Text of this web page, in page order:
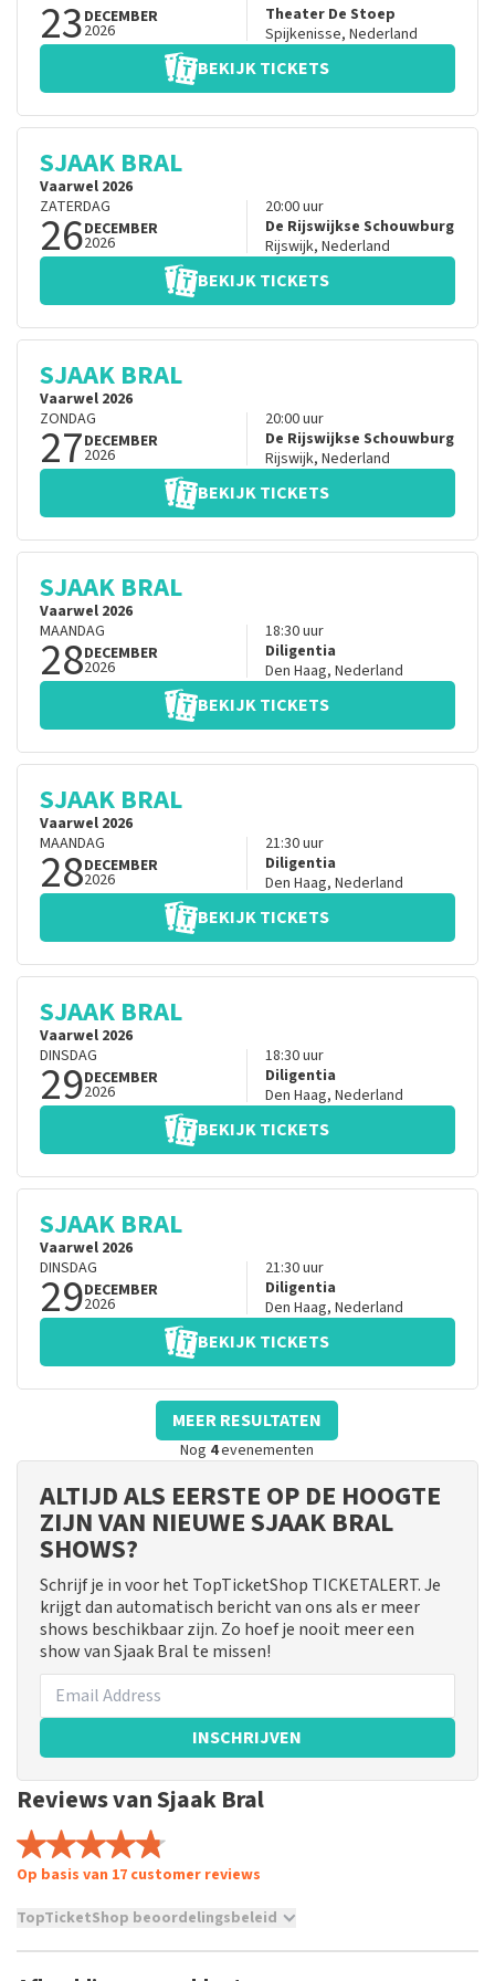
23DECEMBER
2026
Theater De Stoep
Spijkenisse, Nederland
BEKIJK TICKETS
SJAAK BRAL
Vaarwel 2026
ZATERDAG
26DECEMBER
2026
20:00uur
De Rijswijkse Schouwburg
Rijswijk, Nederland
BEKIJK TICKETS
SJAAK BRAL
Vaarwel 2026
ZONDAG
27DECEMBER
2026
20:00uur
De Rijswijkse Schouwburg
Rijswijk, Nederland
BEKIJK TICKETS
SJAAK BRAL
Vaarwel 2026
MAANDAG
28DECEMBER
2026
18:30uur
Diligentia
Den Haag, Nederland
BEKIJK TICKETS
SJAAK BRAL
Vaarwel 2026
MAANDAG
28DECEMBER
2026
21:30uur
Diligentia
Den Haag, Nederland
BEKIJK TICKETS
SJAAK BRAL
Vaarwel 2026
DINSDAG
29DECEMBER
2026
18:30uur
Diligentia
Den Haag, Nederland
BEKIJK TICKETS
SJAAK BRAL
Vaarwel 2026
DINSDAG
29DECEMBER
2026
21:30uur
Diligentia
Den Haag, Nederland
BEKIJK TICKETS
MEER RESULTATEN
Nog 4evenementen
ALTIJD ALS EERSTE OP DE HOOGTE
ZIJN VAN NIEUWE SJAAK BRAL
SHOWS?
Schrijf je in voor het TopTicketShop TICKETALERT. Je
krijgt dan automatisch bericht van ons als er meer
shows beschikbaar zijn. Zo hoef je nooit meer een
show van Sjaak Bral te missen!
INSCHRIJVEN
Reviews van Sjaak Bral
Op basis van 17 customer reviews
TopTicketShop beoordelingsbeleid